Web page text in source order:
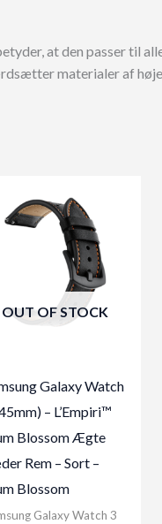
at den passer til
materialer af
OUT OF STOCK
Galaxy Watch
– L’Empiri™
Blossom Ægte
Rem – Sort –
Blossom
Galaxy Watch 3